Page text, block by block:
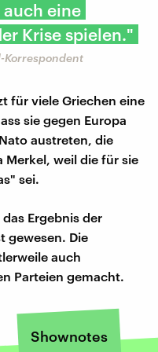
eine
Krise spielen."
Korrespondent
für viele Griechen eine
sie gegen Europa
austreten, die
Merkel, weil die für sie
sei.
Ergebnis der
gewesen. Die
auch
Parteien gemacht.
Shownotes